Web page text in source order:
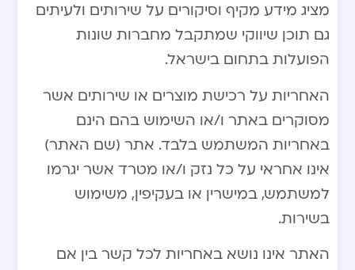
מציג מידע מקיף וסיקורים על שירותים ולעיתים
גם תוכן שיווקי שמתקבל מחברות שונות
הפועלות בתחום בישראל.
האחריות על רכישת מוצרים או שירותים אשר
מסוקרים באתר ו/או השימוש בהם הינם
באחריות המשתמש בלבד. אתר (שם האתר)
אינו אחראי על כל נזק ו/או מטרד אשר יגרמו
למשתמש, במישרין או בעקיפין, משימוש
בשירות.
האתר אינו נושא באחריות לכל קשר בין אם